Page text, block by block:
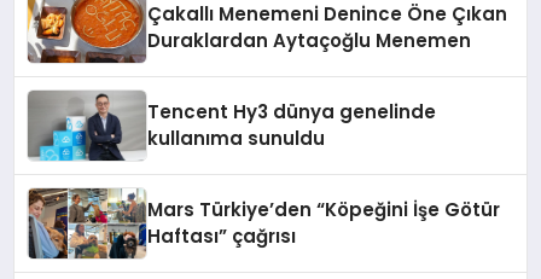
Çakallı Menemeni Denince Öne Çıkan
Duraklardan Aytaçoğlu Menemen
Tencent Hy3 dünya genelinde
kullanıma sunuldu
Mars Türkiye’den “Köpeğini İşe Götür
Haftası” çağrısı